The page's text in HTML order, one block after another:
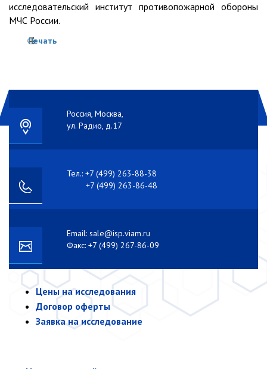
исследовательский институт противопожарной обороны
МЧС России.
Печать
Россия, Москва,
ул. Радио, д.17
Тел.: +7 (499) 263-88-38
+7 (499) 263-86-48
Email: sale@isp.viam.ru
Факс: +7 (499) 267-86-09
Цены на исследования
Договор оферты
Заявка на исследование